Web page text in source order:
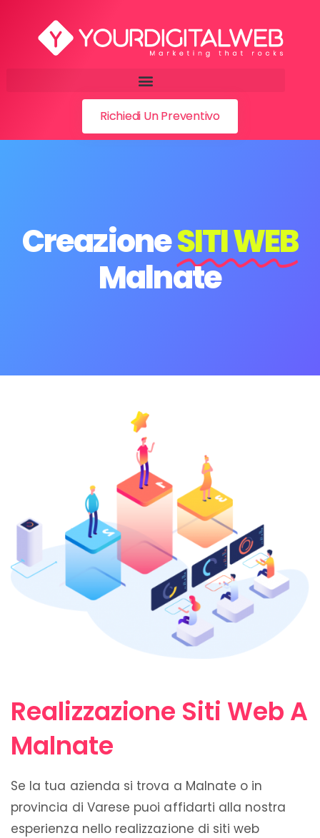
Richiedi Un Preventivo
CreazioneSITI WEB
Malnate
Realizzazione Siti Web A
Malnate
Se la tua azienda si trova a Malnate o in
provincia di Varese puoi affidarti alla nostra
esperienza nello realizzazione di siti web